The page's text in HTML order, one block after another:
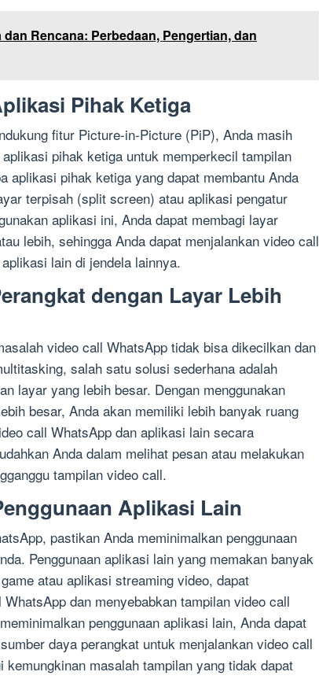
dan Rencana: Perbedaan, Pengertian, dan
Pihak Ketiga
fitur Picture-in-Picture (PiP), Anda masih
pihak ketiga untuk memperkecil tampilan
aplikasi pihak ketiga yang dapat membantu Anda
terpisah (split screen) atau aplikasi pengatur
aplikasi ini, Anda dapat membagi layar
lebih, sehingga Anda dapat menjalankan video call
lain di jendela lainnya.
dengan Layar Lebih
video call WhatsApp tidak bisa dikecilkan dan
salah satu solusi sederhana adalah
layar yang lebih besar. Dengan menggunakan
besar, Anda akan memiliki lebih banyak ruang
call WhatsApp dan aplikasi lain secara
Anda dalam melihat pesan atau melakukan
tampilan video call.
Aplikasi Lain
pastikan Anda meminimalkan penggunaan
Penggunaan aplikasi lain yang memakan banyak
atau aplikasi streaming video, dapat
dan menyebabkan tampilan video call
penggunaan aplikasi lain, Anda dapat
daya perangkat untuk menjalankan video call
kemungkinan masalah tampilan yang tidak dapat